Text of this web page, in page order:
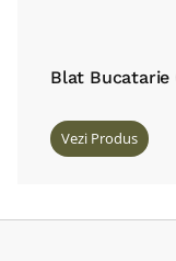
Blat Bucatarie
Vezi Produs